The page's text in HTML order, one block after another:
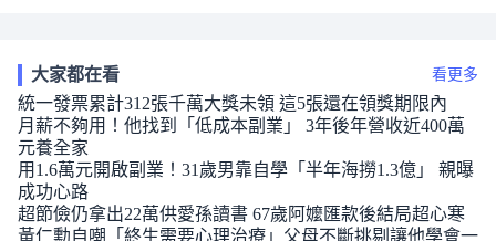
大家都在看 看更多
統一發票累計312張千萬大獎未領 這5張還在領獎期限內
月薪不夠用！他找到「低成本副業」 3年後年營收近400萬
元養全家
用1.6萬元開啟副業！31歲男靠自學「半年海撈1.3億」 親曝
成功心路
超節儉仍拿出22萬供愛孫讀書 67歲阿嬤匯款後結局超心寒
黃仁勳自嘲「終生需要心理治療」父母不斷挑剔讓他學會一